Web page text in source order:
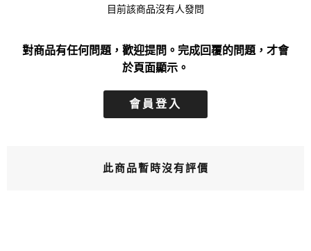
目前該商品沒有人發問
對商品有任何問題，歡迎提問。完成回覆的問題，才會
於頁面顯示。
會員登入
此商品暫時沒有評價